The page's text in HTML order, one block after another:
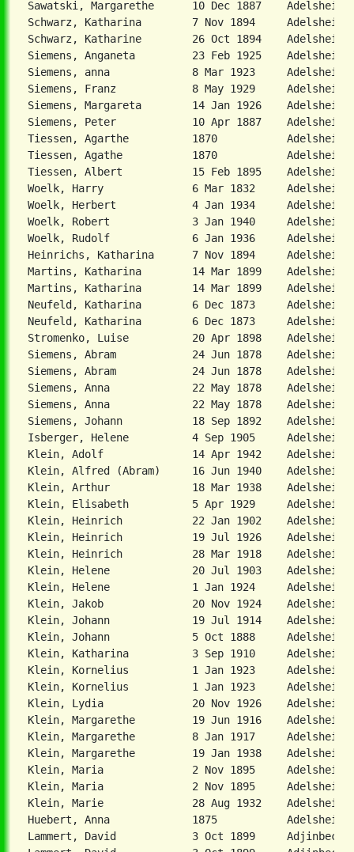
Sawatski, Margarethe      10 Dec 1887
Schwarz, Katharina        7 Nov 1894
Schwarz, Katharine        26 Oct 1894
Siemens, Anganeta         23 Feb 1925
Siemens, anna             8 Mar 1923
Siemens, Franz            8 May 1929
Siemens, Margareta        14 Jan 1926
Siemens, Peter            10 Apr 1887
Tiessen, Agarthe          1870           Adelsheim
Tiessen, Agathe           1870           Adelsheim
Tiessen, Albert           15 Feb 1895    Adelsheim
Woelk, Harry              6 Mar 1832     Adelsheim
Woelk, Herbert            4 Jan 1934     Adelsheim
Woelk, Robert             3 Jan 1940     Adelsheim
Woelk, Rudolf             6 Jan 1936     Adelsheim
Heinrichs, Katharina      7 Nov 1894
Martins, Katharina        14 Mar 1899    Adelsheim,
Martins, Katharina        14 Mar 1899    Adelsheim,
Neufeld, Katharina        6 Dec 1873     Adelsheim,
Neufeld, Katharina        6 Dec 1873     Adelsheim,
Stromenko, Luise          20 Apr 1898    Adelsheim,
Siemens, Abram            24 Jun 1878    Adelsheim,
Siemens, Abram            24 Jun 1878    Adelsheim,
Siemens, Anna             22 May 1878    Adelsheim,
Siemens, Anna             22 May 1878    Adelsheim,
Siemens, Johann           18 Sep 1892    Adelsheim,
Isberger, Helene          4 Sep 1905     Adelsheim,
Klein, Adolf              14 Apr 1942    Adelsheim,
Klein, Alfred (Abram)     16 Jun 1940    Adelsheim,
Klein, Arthur             18 Mar 1938    Adelsheim,
Klein, Elisabeth          5 Apr 1929     Adelsheim,
Klein, Heinrich           22 Jan 1902    Adelsheim,
Klein, Heinrich           19 Jul 1926    Adelsheim,
Klein, Heinrich           28 Mar 1918    Adelsheim,
Klein, Helene             20 Jul 1903    Adelsheim,
Klein, Helene             1 Jan 1924     Adelsheim,
Klein, Jakob              20 Nov 1924    Adelsheim,
Klein, Johann             19 Jul 1914    Adelsheim,
Klein, Johann             5 Oct 1888     Adelsheim,
Klein, Katharina          3 Sep 1910     Adelsheim,
Klein, Kornelius          1 Jan 1923     Adelsheim,
Klein, Kornelius          1 Jan 1923     Adelsheim,
Klein, Lydia              20 Nov 1926    Adelsheim,
Klein, Margarethe         19 Jun 1916    Adelsheim,
Klein, Margarethe         8 Jan 1917     Adelsheim,
Klein, Margarethe         19 Jan 1938    Adelsheim,
Klein, Maria              2 Nov 1895     Adelsheim,
Klein, Maria              2 Nov 1895     Adelsheim,
Klein, Marie              28 Aug 1932    Adelsheim,
Huebert, Anna             1875           Adelshein
Lammert, David            3 Oct 1899     Adjinbeck,